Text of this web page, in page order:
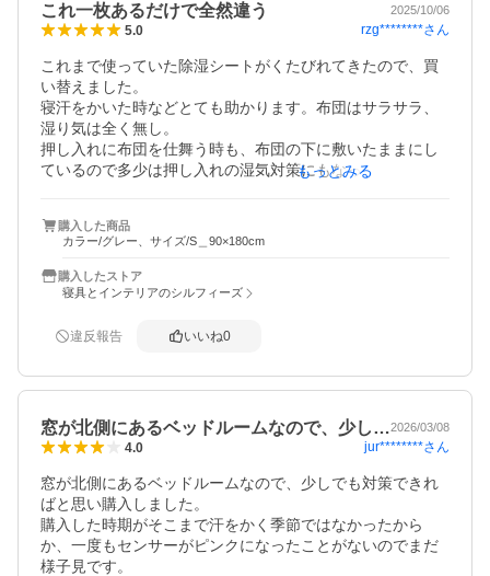
これ一枚あるだけで全然違う 2025/10/06
5.0 rzg********さん
これまで使っていた除湿シートがくたびれてきたので、買
い替えました。
寝汗をかいた時などとても助かります。布団はサラサラ、
湿り気は全く無し。
押し入れに布団を仕舞う時も、布団の下に敷いたままにし
ているので多少は押し入れの湿気対策にもなっているのか
もっとみる
購入した商品
カラー/グレー、サイズ/S＿90×180cm
購入したストア
寝具とインテリアのシルフィーズ
違反報告 いいね0
窓が北側にあるベッドルームなので、少し…2026/03/08
4.0 jur********さん
窓が北側にあるベッドルームなので、少しでも対策できれ
ばと思い購入しました。
購入した時期がそこまで汗をかく季節ではなかったから
か、一度もセンサーがピンクになったことがないのでまだ
様子見です。